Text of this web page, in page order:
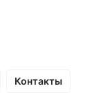
Контакты